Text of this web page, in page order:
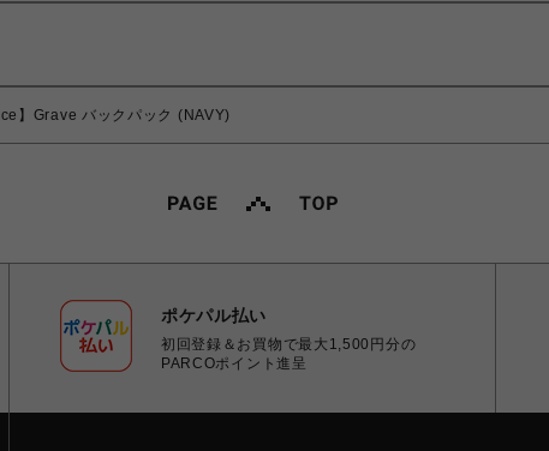
】Grave バックパック (NAVY)
ポケパル払い
初回登録＆お買物で最大1,500円分の
PARCOポイント進呈